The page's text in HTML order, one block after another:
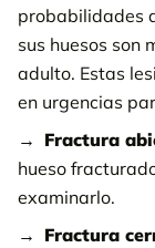
probabilidades
sus huesos son
adulto. Estas
en urgencias
Fractura
hueso
examinarlo.
Fractura